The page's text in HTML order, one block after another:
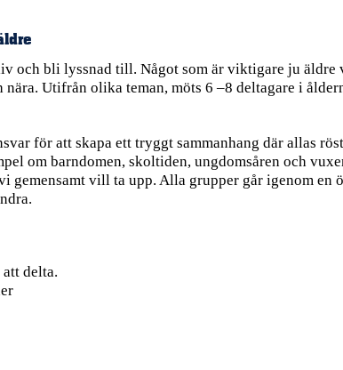
och bli lyssnad till. Något som är viktigare ju äldre
nära. Utifrån olika teman, möts 6 –8 deltagare i
för att skapa ett tryggt sammanhang där allas
om barndomen, skoltiden, ungdomsåren och
vill ta upp. Alla grupper går igenom en
delta.